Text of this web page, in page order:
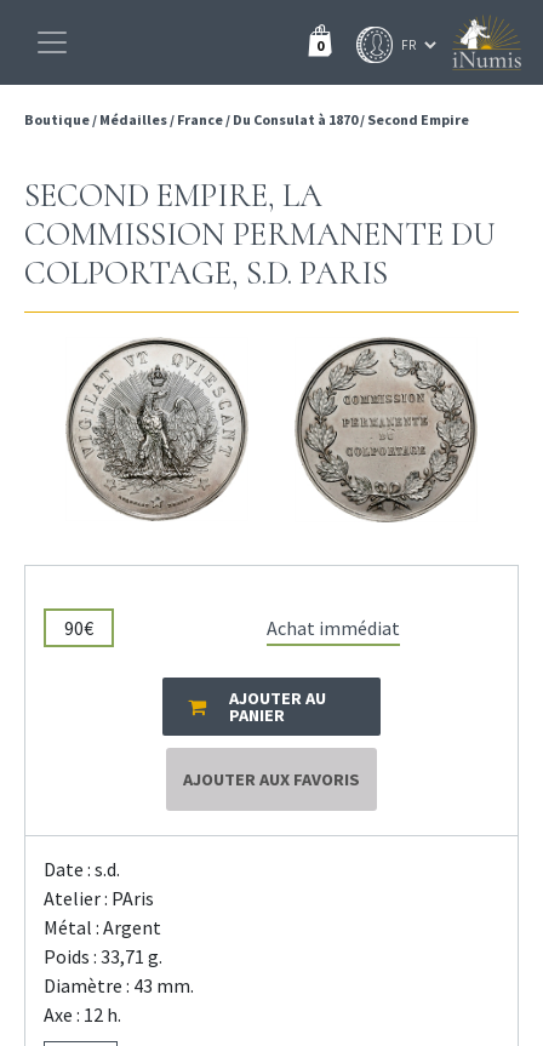
0
Boutique/ Médailles/ France/ Du Consulat à 1870/ Second Empire
SECOND EMPIRE, LA
COMMISSION PERMANENTE DU
COLPORTAGE, S.D. PARIS
90€ Achat immédiat
AJOUTER AU
PANIER
AJOUTER AUX FAVORIS
Date : s.d.
Atelier : PAris
Métal : Argent
Poids : 33,71 g.
Diamètre : 43 mm.
Axe : 12 h.